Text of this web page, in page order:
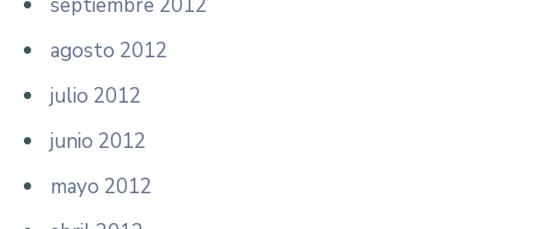
agosto 2012
julio 2012
junio 2012
mayo 2012